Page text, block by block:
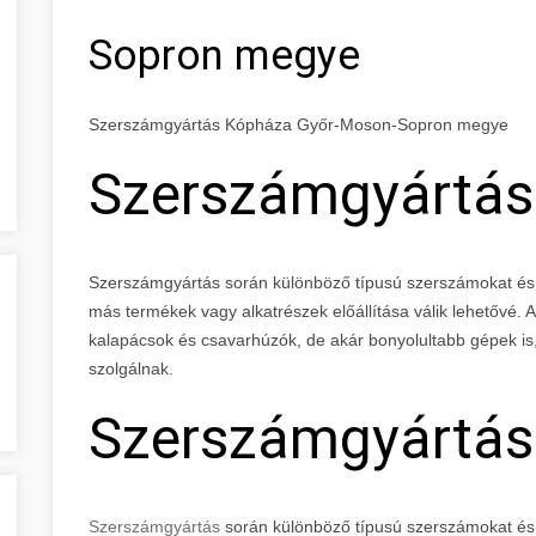
Sopron megye
Szerszámgyártás Kópháza Győr-Moson-Sopron megye
Szerszámgyártás
Szerszámgyártás során különböző típusú szerszámokat
más termékek vagy alkatrészek előállítása válik lehetővé.
kalapácsok és csavarhúzók, de akár bonyolultabb gépek
szolgálnak.
Szerszámgyártás
Szerszámgyártás során különböző típusú szerszámokat